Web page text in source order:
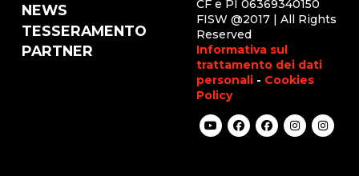
NEWS
TESSERAMENTO
PARTNER
CF e PI 06369340150
FISW @2017 | All Rights
Reserved
Informativa sul
trattamento dei dati
personali - Cookies
Policy